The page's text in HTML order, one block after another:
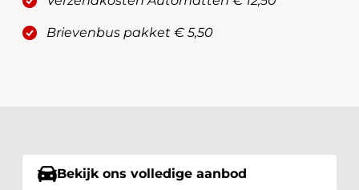
Brievenbus pakket € 5,50
Bekijk ons volledige aanbod